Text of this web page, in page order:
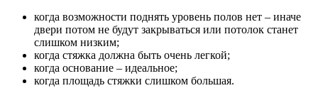
когда возможности поднять уровень полов нет – иначе
двери потом не будут закрываться или потолок станет
слишком низким;
когда стяжка должна быть очень легкой;
когда основание – идеальное;
когда площадь стяжки слишком большая.